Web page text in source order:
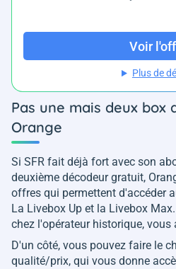
Voir
Plus de
Pas une mais deux box
Orange
Si SFR fait déjà fort avec son
deuxième décodeur gratuit,
offres qui permettent d'accéder
La Livebox Up et la Livebox
chez l'opérateur historique, vous
D'un côté, vous pouvez faire le
qualité/prix, qui vous donne